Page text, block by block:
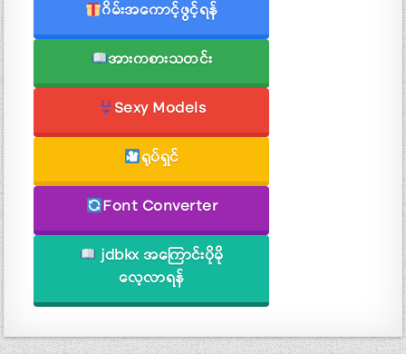
ဂိမ်းအကောင့်ဖွင့်ရန်
အားကစားသတင်း
Sexy Models
ရုပ်ရှင်
Font Converter
jdbkx အကြောင်းပိုမို
လေ့လာရန်